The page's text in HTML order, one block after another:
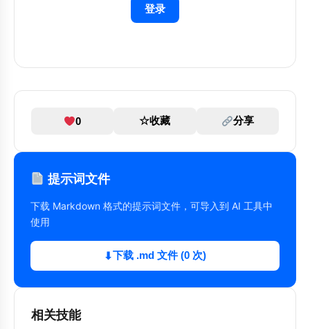
登录
0 ☆收藏 分享
提示词文件
下载 Markdown 格式的提示词文件，可导入到 AI 工具中
使用
⬇下载 .md 文件 (0 次)
相关技能